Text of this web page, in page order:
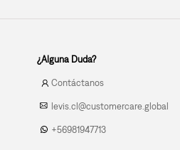
¿Alguna Duda?
Contáctanos
levis.cl@customercare.global
+56981947713